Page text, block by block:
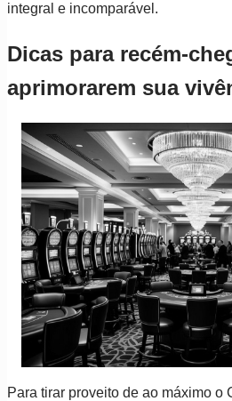
integral e incomparável.
Dicas para recém-
aprimorarem sua
Para tirar proveito de ao máximo o